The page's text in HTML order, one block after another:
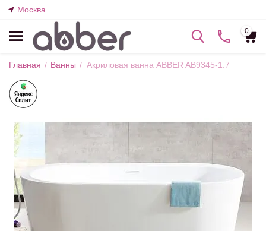
Москва
0
Главная / Ванны / Акриловая ванна ABBER AB9345-1.7